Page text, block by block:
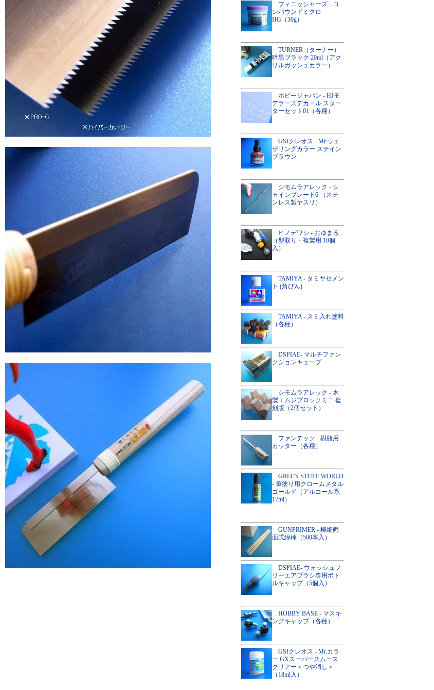
フィニッシャーズ - コ
ンパウンドミクロ
HG（30g）
TURNER（ターナー）
暗黒ブラック 20ml（アク
リルガッシュカラー）
ホビージャパン - HJモ
デラーズデカール スター
ターセット01（各種）
GSIクレオス - Mr.ウェ
ザリングカラー ステイン
ブラウン
シモムラアレック - シ
ャインブレード6 （ステ
ンレス製ヤスリ）
ヒノデワシ - おゆまる
（型取り・複製用 10個
入）
TAMIYA - タミヤセメン
ト (角びん)
TAMIYA - スミ入れ塗料
（各種）
DSPIAE- マルチファン
クションキューブ
シモムラアレック - 木
製エムジブロックミニ 復
刻版（2個セット）
ファンテック - 樹脂用
カッター（各種）
GREEN STUFF WORLD
- 筆塗り用クロームメタル
ゴールド（アルコール系
17ml）
GUNPRIMER - 極細両
面式綿棒（500本入）
DSPIAE- ウォッシュフ
リーエアブラシ専用ボト
ルキャップ（5個入）
HOBBY BASE - マスキ
ングキャップ（各種）
GSIクレオス - Mr.カラ
ー GXスーパースムース
クリアー＜つや消し＞
（18ml入）